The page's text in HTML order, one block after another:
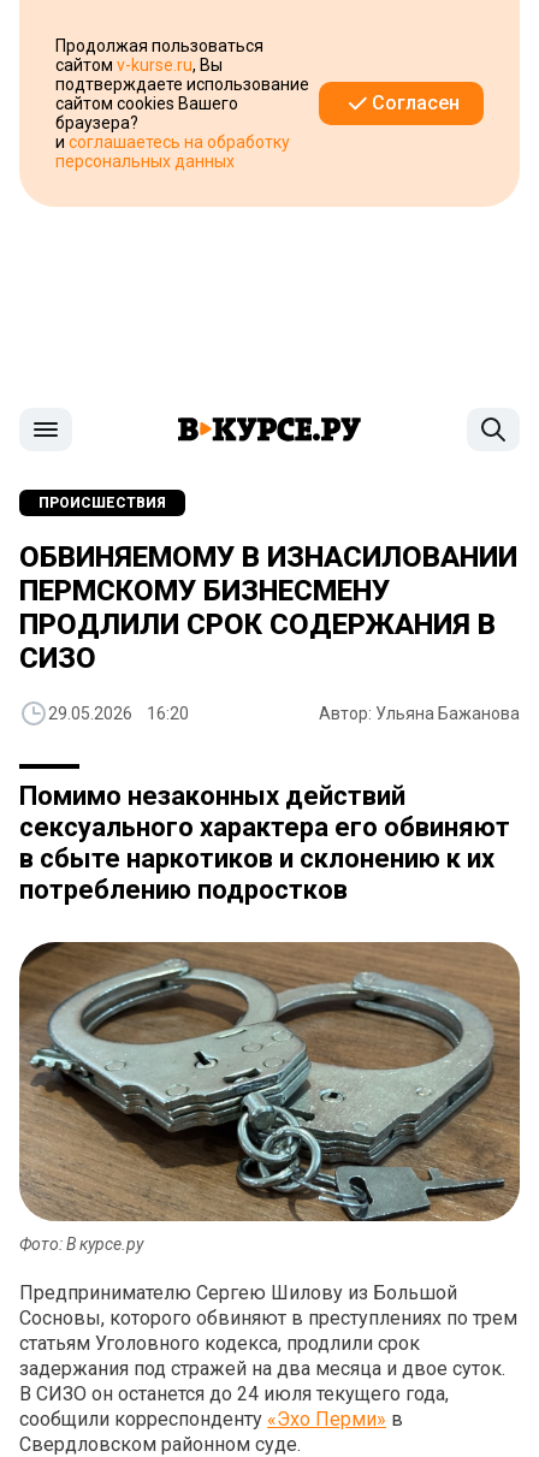
Продолжая пользоваться
сайтом v-kurse.ru, Вы
подтверждаете использование
сайтом cookies Вашего
браузера?
и соглашаетесь на обработку
персональных данных
Согласен
ПРОИСШЕСТВИЯ
ОБВИНЯЕМОМУ В ИЗНАСИЛОВАНИИ
ПЕРМСКОМУ БИЗНЕСМЕНУ
ПРОДЛИЛИ СРОК СОДЕРЖАНИЯ В
СИЗО
29.05.2026 16:20 Автор: Ульяна Бажанова
Помимо незаконных действий
сексуального характера его обвиняют
в сбыте наркотиков и склонению к их
потреблению подростков
Фото: В курсе.ру
Предпринимателю Сергею Шилову из Большой
Сосновы, которого обвиняют в преступлениях по трем
статьям Уголовного кодекса, продлили срок
задержания под стражей на два месяца и двое суток.
В СИЗО он останется до 24 июля текущего года,
сообщили корреспонденту «Эхо Перми» в
Свердловском районном суде.